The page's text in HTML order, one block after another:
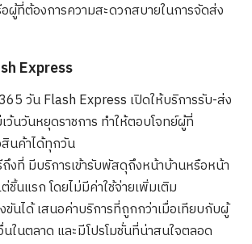
ผู้ที่ต้องการความสะดวกสบายในการจัดส่ง
Express
วัน Flash Express เปิดให้บริการรับ-ส่ง
นวันหยุดราชการ ทำให้ตอบโจทย์ผู้ที่
นค้าได้ทุกวัน
งที่ มีบริการเข้ารับพัสดุถึงหน้าบ้านหรือหน้า
ชิ้นแรก โดยไม่มีค่าใช้จ่ายเพิ่มเติม
ขันได้ เสนอค่าบริการที่ถูกกว่าเมื่อเทียบกับผู้
นในตลาด และมีโปรโมชั่นที่น่าสนใจตลอด